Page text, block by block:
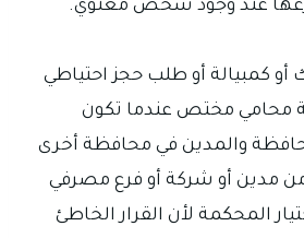
عند وجود شخص معنوي.
كمبيالة أو طلب حجز احتياطي
محامي مختص عندما تكون
والمدين في محافظة أخرى
من مدين أو شركة أو فرع مصرفي
المحكمة لأن القرار الخاطئ